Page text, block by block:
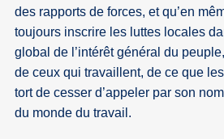
des rapports de forces, et qu’en
toujours inscrire les luttes locales
global de l’intérêt général du
de ceux qui travaillent, de ce que
tort de cesser d’appeler par son
du monde du travail.